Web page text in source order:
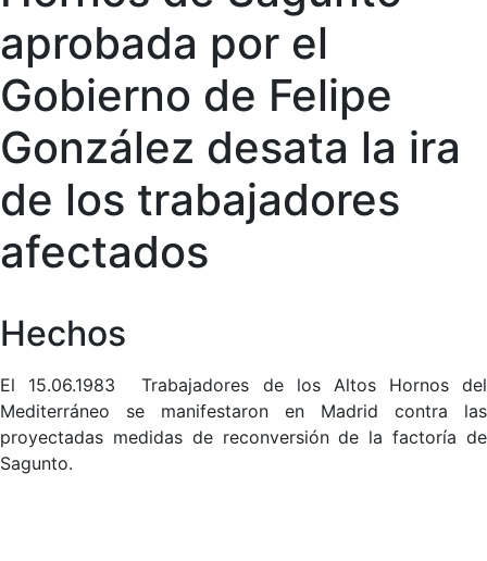
aprobada por el
Gobierno de Felipe
González desata la ira
de los trabajadores
afectados
Hechos
El 15.06.1983 Trabajadores de los Altos Hornos del
Mediterráneo se manifestaron en Madrid contra las
proyectadas medidas de reconversión de la factoría de
Sagunto.